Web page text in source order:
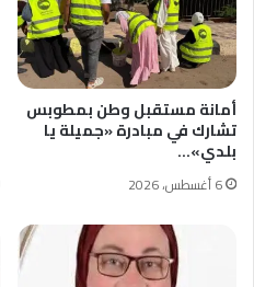
أمانة مستقبل وطن بمطوبس
تشارك في مبادرة «جميلة يا
بلدي»…
6 أغسطس، 2026